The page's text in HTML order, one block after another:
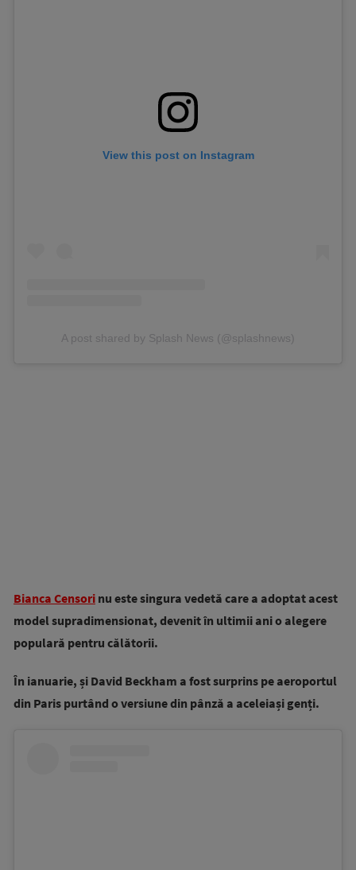
View this post on Instagram
A post shared by Splash News (@splashnews)
Bianca Censori nu este singura vedetă care a adoptat acest
model supradimensionat, devenit în ultimii ani o alegere
populară pentru călătorii.
În ianuarie, și David Beckham a fost surprins pe aeroportul
din Paris purtând o versiune din pânză a aceleiași genți.